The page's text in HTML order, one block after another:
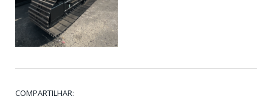
COMPARTILHAR: